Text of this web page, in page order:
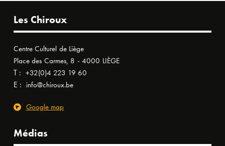
Les Chiroux
Centre Culturel de Liège
Place des Carmes, 8 - 4000 LIÈGE
T : +32(0)4 223 19 60
E : info@chiroux.be
Google map
Médias